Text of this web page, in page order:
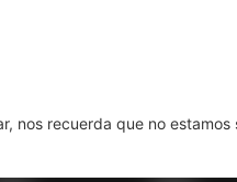
nos recuerda que no estamos